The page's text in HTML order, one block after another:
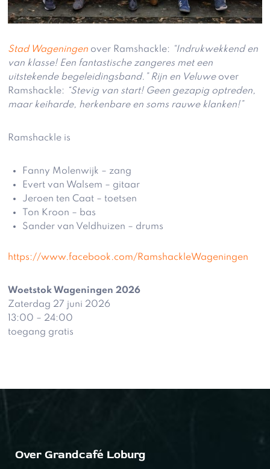
Stad Wageningen over Ramshackle: “Indrukwekkend en
van klasse! Een fantastische zangeres met een
uitstekende begeleidingsband.” Rijn en Veluweover
Ramshackle: “Stevig van start! Geen gezapig optreden,
maar keiharde, herkenbare en soms rauwe klanken!”
Ramshackle is
Fanny Molenwijk – zang
Evert van Walsem – gitaar
Jeroen ten Caat – toetsen
Ton Kroon – bas
Sander van Veldhuizen – drums
https://www.facebook.com/RamshackleWageningen
Woetstok Wageningen 2026
Zaterdag 27 juni 2026
13:00 – 24:00
toegang gratis
Over Grandcafé Loburg